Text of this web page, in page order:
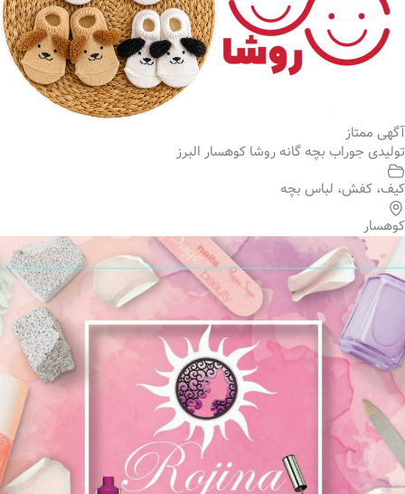
آگهی ممتاز
تولیدی جوراب بچه گانه روشا کوهسار البرز
کیف، کفش، لباس بچه
کوهسار